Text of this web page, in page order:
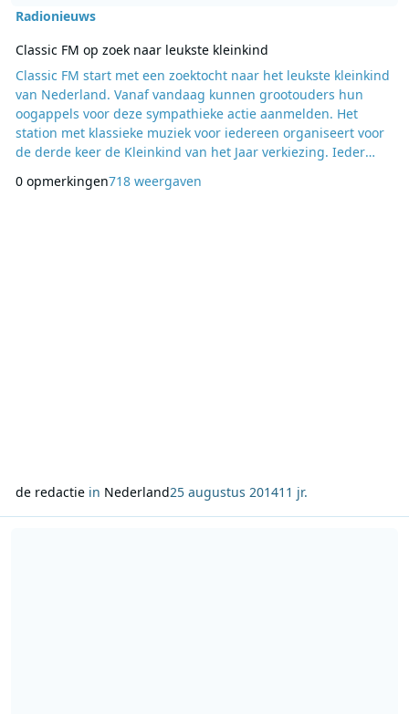
Radionieuws
Classic FM op zoek naar leukste kleinkind
Classic FM start met een zoektocht naar het leukste kleinkind
van Nederland. Vanaf vandaag kunnen grootouders hun
oogappels voor deze sympathieke actie aanmelden. Het
station met klassieke muziek voor iedereen organiseert voor
de derde keer de Kleinkind van het Jaar verkiezing. Ieder
meest bijzonder van allemaal? Is hij of zij ontzettend
0 opmerkingen718 weergaven
de redactiein Nederland25 augustus 201411 jr.